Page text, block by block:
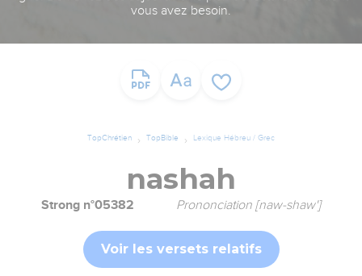
vous avez besoin.
TopChrétien TopBible Lexique Hébreu / Grec
nashah
Strong n°05382 Prononciation [naw-shaw']
Voir les versets relatifs